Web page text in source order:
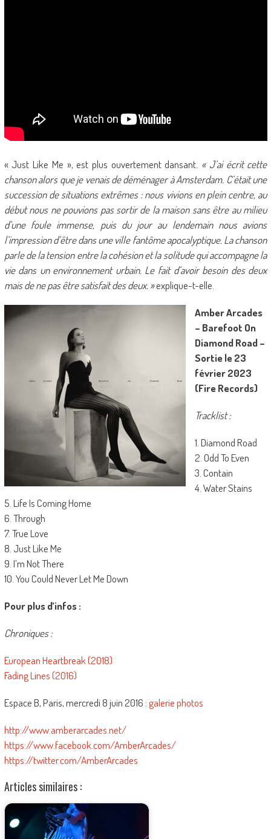
« Just Like Me », est plus ouvertement dansant. « J’ai écrit cette
chanson alors que je venais de déménager à Amsterdam. C’était une
succession de situations extrêmes : nous vivions en plein centre, au
début nous ne pouvions pas sortir de la maison sans être au milieu
d’une foule immense, puis du jour au lendemain nous avions
l’impression d’être dans une ville fantôme apocalyptique. La chanson
parle de la tension entre la cohésion et la solitude qui accompagne la
vie dans un environnement urbain. Le fait d’avoir besoin des deux
mais de ne pas être satisfait des deux. »explique-t-elle.
Amber Arcades
– Barefoot On
Diamond Road –
Sortie le 23
février 2023
(Fire Records)
Tracklist :
1. Diamond Road
2. Odd To Even
3. Contain
4. Water Stains
5. Life Is Coming Home
6. Through
7. True Love
8. Just Like Me
9. I’m Not There
10. You Could Never Let Me Down
Pour plus d’infos :
Chroniques :
European Heartbreak (2018)
Fading Lines (2016)
Espace B, Paris, mercredi 8 juin 2016 :galerie photos
http://www.amberarcades.net/
https://www.facebook.com/AmberArcades/
https://twitter.com/AmberArcades
Articles similaires :